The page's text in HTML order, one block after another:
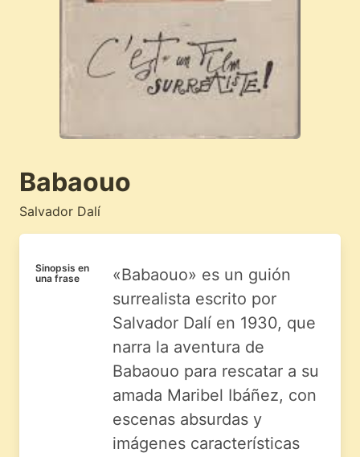
Babaouo
Salvador Dalí
Sinopsis en
una frase
«Babaouo» es un guión
surrealista escrito por
Salvador Dalí en 1930, que
narra la aventura de
Babaouo para rescatar a su
amada Maribel Ibáñez, con
escenas absurdas y
imágenes características